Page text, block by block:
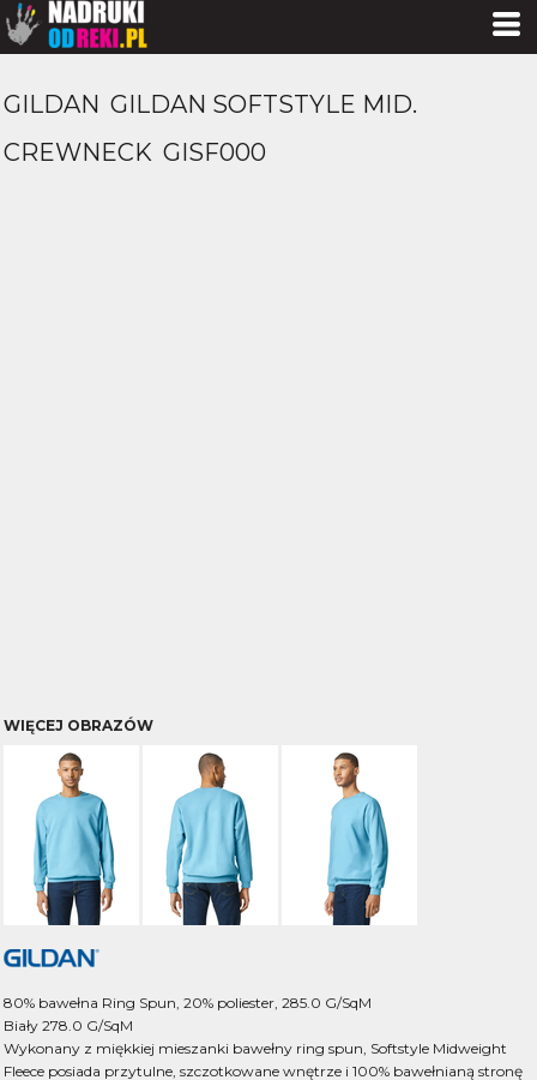
GILDAN GILDAN SOFTSTYLE MID.
CREWNECK GISF000
WIĘCEJ OBRAZÓW
80% bawełna Ring Spun, 20% poliester, 285.0 G/SqM
Biały 278.0 G/SqM
Wykonany z miękkiej mieszanki bawełny ring spun, Softstyle Midweight
Fleece posiada przytulne, szczotkowane wnętrze i 100% bawełnianą stronę